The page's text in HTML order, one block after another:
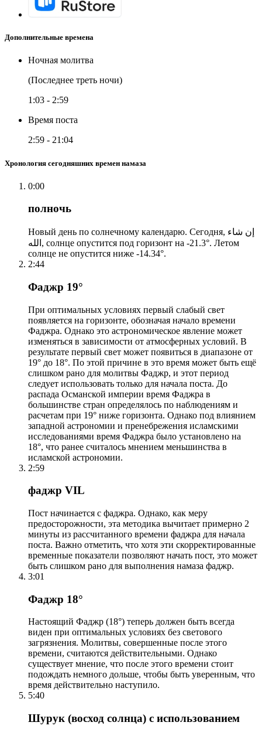
Дополнительные времена
Ночная молитва
(Последнее треть ночи)
1:03 - 2:59
Время поста
2:59 - 21:04
Хронология сегодняшних времен намаза
0:00
полночь
Новый день по солнечному календарю. Сегодня, إن شاء
الله, солнце опустится под горизонт на -21.3°. Летом
солнце не опустится ниже -14.34°.
2:44
Фаджр 19°
При оптимальных условиях первый слабый свет
появляется на горизонте, обозначая начало времени
Фаджра. Однако это астрономическое явление может
изменяться в зависимости от атмосферных условий. В
результате первый свет может появиться в диапазоне от
19° до 18°. По этой причине в это время может быть ещё
слишком рано для молитвы Фаджр, и этот период
следует использовать только для начала поста. До
распада Османской империи время Фаджра в
большинстве стран определялось по наблюдениям и
расчетам при 19° ниже горизонта. Однако под влиянием
западной астрономии и пренебрежения исламскими
исследованиями время Фаджра было установлено на
18°, что ранее считалось мнением меньшинства в
исламской астрономии.
2:59
фаджр VIL
Пост начинается с фаджра. Однако, как меру
предосторожности, эта методика вычитает примерно 2
минуты из рассчитанного времени фаджра для начала
поста. Важно отметить, что хотя эти скорректированные
временные показатели позволяют начать пост, это может
быть слишком рано для выполнения намаза фаджр.
3:01
Фаджр 18°
Настоящий Фаджр (18°) теперь должен быть всегда
виден при оптимальных условиях без светового
загрязнения. Молитвы, совершенные после этого
времени, считаются действительными. Однако
существует мнение, что после этого времени стоит
подождать немного дольше, чтобы быть уверенным, что
время действительно наступило.
5:40
Шурук (восход солнца) с использованием